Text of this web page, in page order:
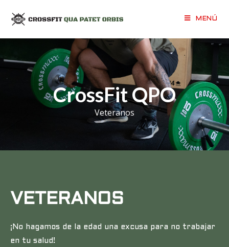
MENÚ
CrossFit QPO
Veteranos
VETERANOS
¡No hagamos de la edad una excusa para no trabajar
en tu salud!